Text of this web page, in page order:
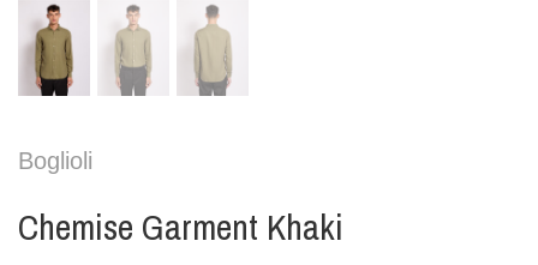
Boglioli
Chemise Garment Khaki